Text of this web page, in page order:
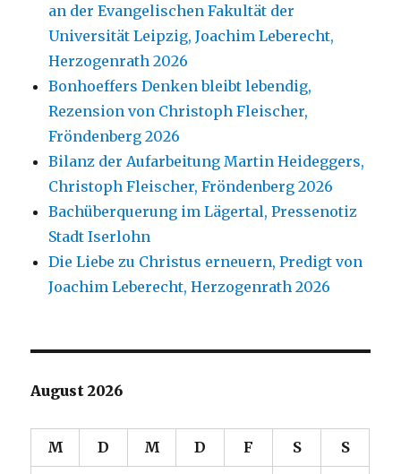
an der Evangelischen Fakultät der
Universität Leipzig, Joachim Leberecht,
Herzogenrath 2026
Bonhoeffers Denken bleibt lebendig,
Rezension von Christoph Fleischer,
Fröndenberg 2026
Bilanz der Aufarbeitung Martin Heideggers,
Christoph Fleischer, Fröndenberg 2026
Bachüberquerung im Lägertal, Pressenotiz
Stadt Iserlohn
Die Liebe zu Christus erneuern, Predigt von
Joachim Leberecht, Herzogenrath 2026
August 2026
M D M D F S S